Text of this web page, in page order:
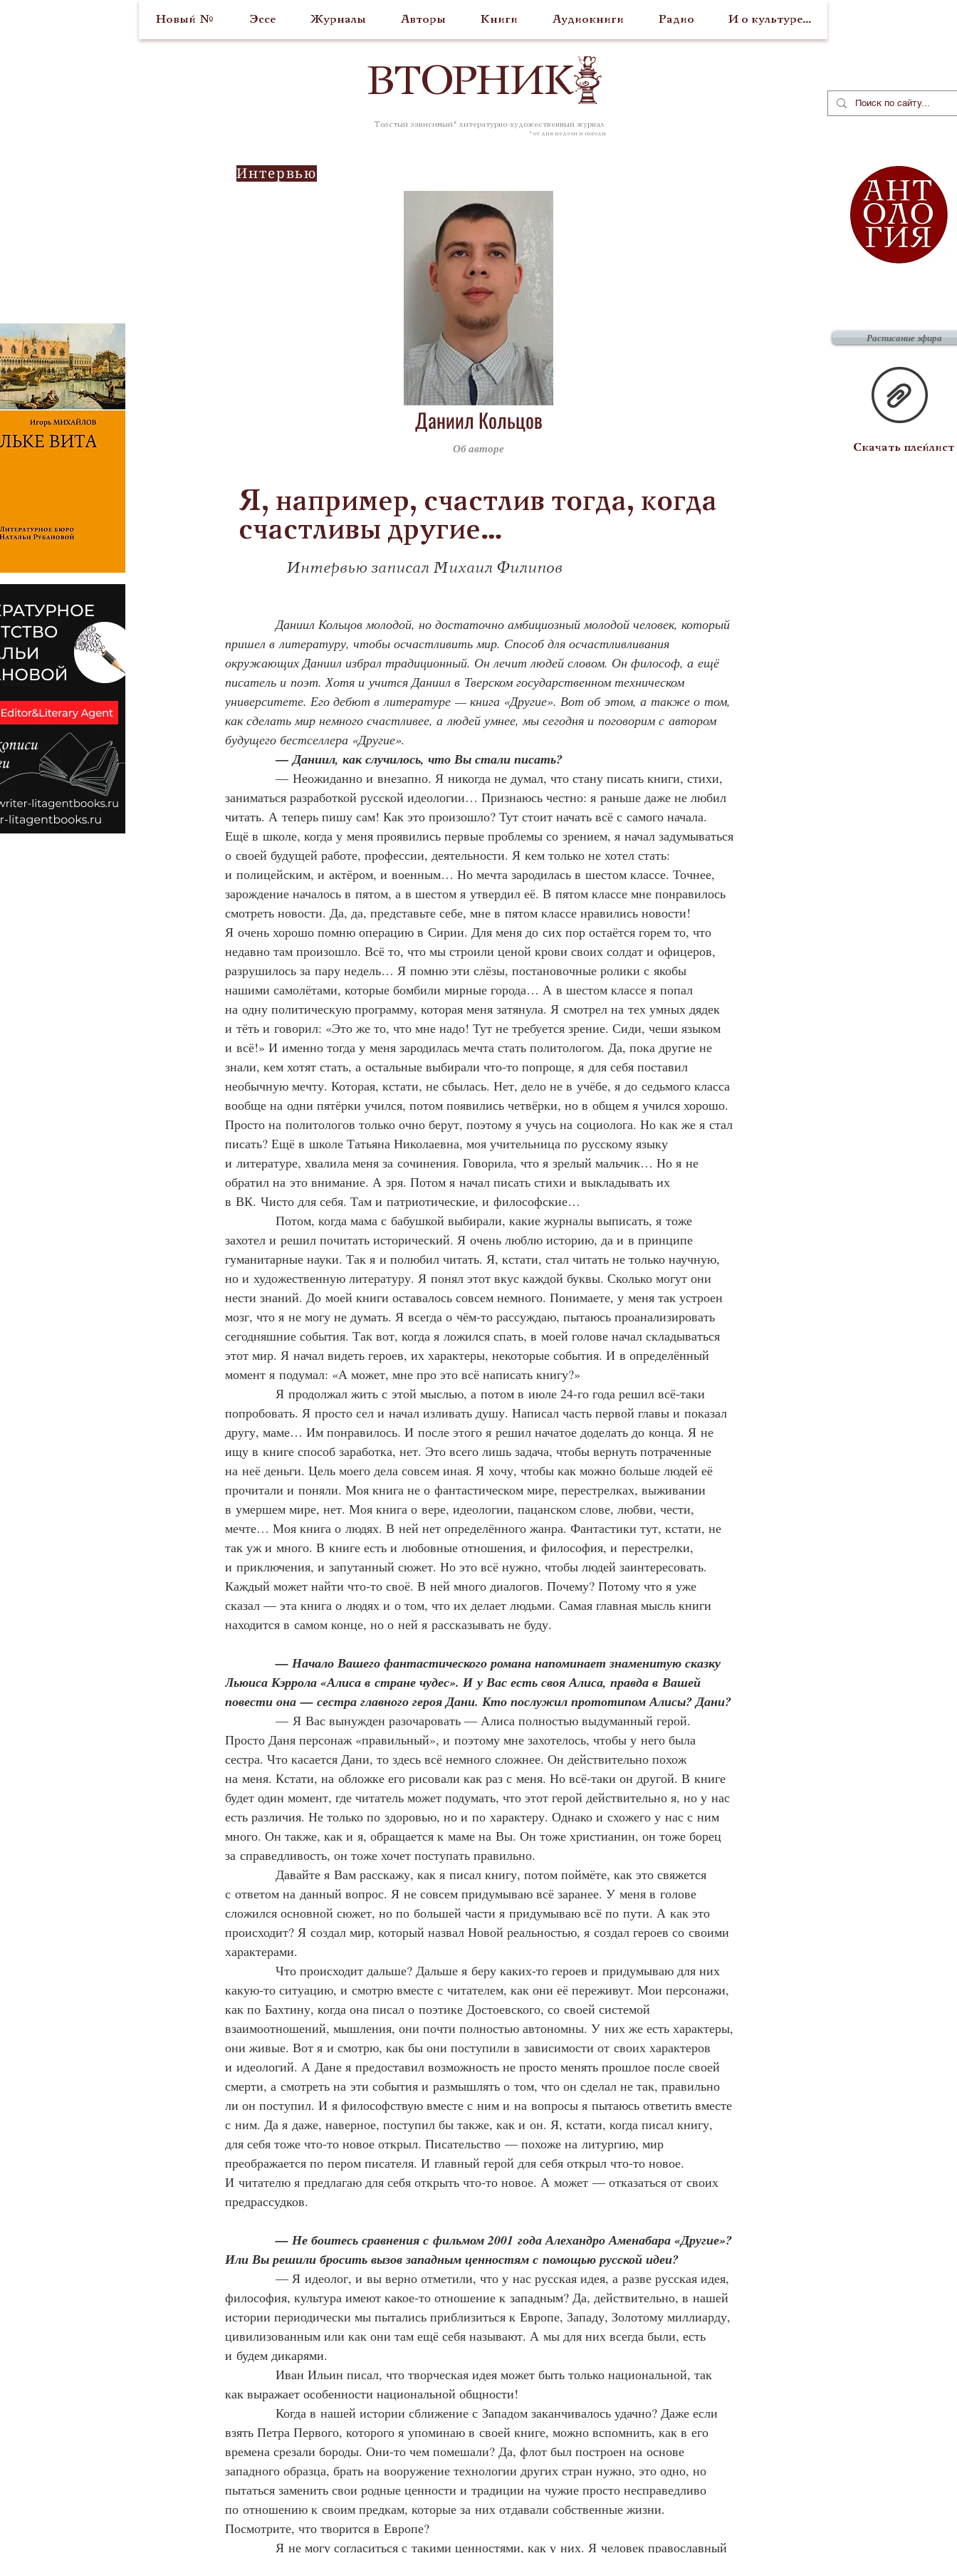
Новый № Эссе Журналы Авторы Книги Аудиокниги Радио И о культуре...
ВТОРНИК
Толстый зависимый* литературно-художественный журнал
* от дня недели и погоды
Интервью
Даниил Кольцов
Об авторе
Я, например, счастлив тогда, когда
счастливы другие…
Интервью записал Михаил Филипов
Даниил Кольцов молодой, но достаточно амбициозный молодой человек, который
пришел в литературу, чтобы осчастливить мир. Способ для осчастливливания
окружающих Даниил избрал традиционный. Он лечит людей словом. Он философ, а ещё
писатель и поэт. Хотя и учится Даниил в Тверском государственном техническом
университете. Его дебют в литературе — книга «Другие». Вот об этом, а также о том,
как сделать мир немного счастливее, а людей умнее, мы сегодня и поговорим с автором
будущего бестселлера «Другие».
— Даниил, как случилось, что Вы стали писать?
— Неожиданно и внезапно. Я никогда не думал, что стану писать книги, стихи,
заниматься разработкой русской идеологии… Признаюсь честно: я раньше даже не любил
читать. А теперь пишу сам! Как это произошло? Тут стоит начать всё с самого начала.
Ещё в школе, когда у меня проявились первые проблемы со зрением, я начал задумываться
о своей будущей работе, профессии, деятельности. Я кем только не хотел стать:
и полицейским, и актёром, и военным… Но мечта зародилась в шестом классе. Точнее,
зарождение началось в пятом, а в шестом я утвердил её. В пятом классе мне понравилось
смотреть новости. Да, да, представьте себе, мне в пятом классе нравились новости!
Я очень хорошо помню операцию в Сирии. Для меня до сих пор остаётся горем то, что
недавно там произошло. Всё то, что мы строили ценой крови своих солдат и офицеров,
разрушилось за пару недель… Я помню эти слёзы, постановочные ролики с якобы
нашими самолётами, которые бомбили мирные города… А в шестом классе я попал
на одну политическую программу, которая меня затянула. Я смотрел на тех умных дядек
и тёть и говорил: «Это же то, что мне надо! Тут не требуется зрение. Сиди, чеши языком
и всё!» И именно тогда у меня зародилась мечта стать политологом. Да, пока другие не
знали, кем хотят стать, а остальные выбирали что‑то попроще, я для себя поставил
необычную мечту. Которая, кстати, не сбылась. Нет, дело не в учёбе, я до седьмого класса
вообще на одни пятёрки учился, потом появились четвёрки, но в общем я учился хорошо.
Просто на политологов только очно берут, поэтому я учусь на социолога. Но как же я стал
писать? Ещё в школе Татьяна Николаевна, моя учительница по русскому языку
и литературе, хвалила меня за сочинения. Говорила, что я зрелый мальчик… Но я не
обратил на это внимание. А зря. Потом я начал писать стихи и выкладывать их
в ВК. Чисто для себя. Там и патриотические, и философские…
Потом, когда мама с бабушкой выбирали, какие журналы выписать, я тоже
захотел и решил почитать исторический. Я очень люблю историю, да и в принципе
гуманитарные науки. Так я и полюбил читать. Я, кстати, стал читать не только научную,
но и художественную литературу. Я понял этот вкус каждой буквы. Сколько могут они
нести знаний. До моей книги оставалось совсем немного. Понимаете, у меня так устроен
мозг, что я не могу не думать. Я всегда о чём‑то рассуждаю, пытаюсь проанализировать
сегодняшние события. Так вот, когда я ложился спать, в моей голове начал складываться
этот мир. Я начал видеть героев, их характеры, некоторые события. И в определённый
момент я подумал: «А может, мне про это всё написать книгу?»
Я продолжал жить с этой мыслью, а потом в июле 24-го года решил всё‑таки
попробовать. Я просто сел и начал изливать душу. Написал часть первой главы и показал
другу, маме… Им понравилось. И после этого я решил начатое доделать до конца. Я не
ищу в книге способ заработка, нет. Это всего лишь задача, чтобы вернуть потраченные
на неё деньги. Цель моего дела совсем иная. Я хочу, чтобы как можно больше людей её
прочитали и поняли. Моя книга не о фантастическом мире, перестрелках, выживании
в умершем мире, нет. Моя книга о вере, идеологии, пацанском слове, любви, чести,
мечте… Моя книга о людях. В ней нет определённого жанра. Фантастики тут, кстати, не
так уж и много. В книге есть и любовные отношения, и философия, и перестрелки,
и приключения, и запутанный сюжет. Но это всё нужно, чтобы людей заинтересовать.
Каждый может найти что‑то своё. В ней много диалогов. Почему? Потому что я уже
сказал — эта книга о людях и о том, что их делает людьми. Самая главная мысль книги
находится в самом конце, но о ней я рассказывать не буду.
— Начало Вашего фантастического романа напоминает знаменитую сказку
Льюиса Кэррола «Алиса в стране чудес». И у Вас есть своя Алиса, правда в Вашей
повести она — сестра главного героя Дани. Кто послужил прототипом Алисы? Дани?
— Я Вас вынужден разочаровать — Алиса полностью выдуманный герой.
Просто Даня персонаж «правильный», и поэтому мне захотелось, чтобы у него была
сестра. Что касается Дани, то здесь всё немного сложнее. Он действительно похож
на меня. Кстати, на обложке его рисовали как раз с меня. Но всё‑таки он другой. В книге
будет один момент, где читатель может подумать, что этот герой действительно я, но у нас
есть различия. Не только по здоровью, но и по характеру. Однако и схожего у нас с ним
много. Он также, как и я, обращается к маме на Вы. Он тоже христианин, он тоже борец
за справедливость, он тоже хочет поступать правильно.
Давайте я Вам расскажу, как я писал книгу, потом поймёте, как это свяжется
с ответом на данный вопрос. Я не совсем придумываю всё заранее. У меня в голове
сложился основной сюжет, но по большей части я придумываю всё по пути. А как это
происходит? Я создал мир, который назвал Новой реальностью, я создал героев со своими
характерами.
Что происходит дальше? Дальше я беру каких‑то героев и придумываю для них
какую‑то ситуацию, и смотрю вместе с читателем, как они её переживут. Мои персонажи,
как по Бахтину, когда она писал о поэтике Достоевского, со своей системой
взаимоотношений, мышления, они почти полностью автономны. У них же есть характеры,
они живые. Вот я и смотрю, как бы они поступили в зависимости от своих характеров
и идеологий. А Дане я предоставил возможность не просто менять прошлое после своей
смерти, а смотреть на эти события и размышлять о том, что он сделал не так, правильно
ли он поступил. И я философствую вместе с ним и на вопросы я пытаюсь ответить вместе
с ним. Да я даже, наверное, поступил бы также, как и он. Я, кстати, когда писал книгу,
для себя тоже что‑то новое открыл. Писательство — похоже на литургию, мир
преображается по пером писателя. И главный герой для себя открыл что‑то новое.
И читателю я предлагаю для себя открыть что‑то новое. А может — отказаться от своих
предрассудков.
— Не боитесь сравнения с фильмом 2001 года Алехандро Аменабара «Другие»?
Или Вы решили бросить вызов западным ценностям с помощью русской идеи?
— Я идеолог, и вы верно отметили, что у нас русская идея, а разве русская идея,
философия, культура имеют какое‑то отношение к западным? Да, действительно, в нашей
истории периодически мы пытались приблизиться к Европе, Западу, Золотому миллиарду,
цивилизованным или как они там ещё себя называют. А мы для них всегда были, есть
и будем дикарями.
Иван Ильин писал, что творческая идея может быть только национальной, так
как выражает особенности национальной общности!
Когда в нашей истории сближение с Западом заканчивалось удачно? Даже если
взять Петра Первого, которого я упоминаю в своей книге, можно вспомнить, как в его
времена срезали бороды. Они‑то чем помешали? Да, флот был построен на основе
западного образца, брать на вооружение технологии других стран нужно, это одно, но
пытаться заменить свои родные ценности и традиции на чужие просто несправедливо
по отношению к своим предкам, которые за них отдавали собственные жизни.
Посмотрите, что творится в Европе?
Я не могу согласиться с такими ценностями, как у них. Я человек православный
Расписание эфира
Скачать плейлист